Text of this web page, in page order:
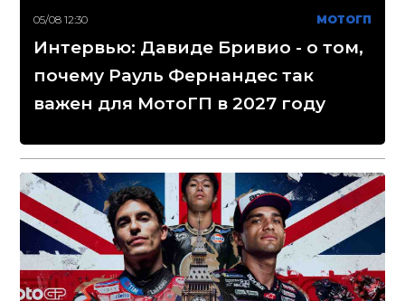
05/08 12:30 МОТОГП
Интервью: Давиде Бривио - о том,
почему Рауль Фернандес так
важен для МотоГП в 2027 году